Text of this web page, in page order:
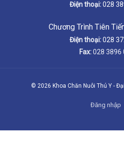
Điện thoại:028
Chương Trình Tiên
Điện thoại:028
Fax:028 3896
© 2026 Khoa Chăn Nuôi Thú Y -
Đăng nhập